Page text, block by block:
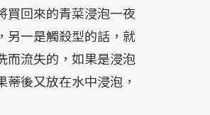
買回來的青菜浸泡一夜
另一是觸殺型的話，就
而流失的，如果是浸泡
後又放在水中浸泡，